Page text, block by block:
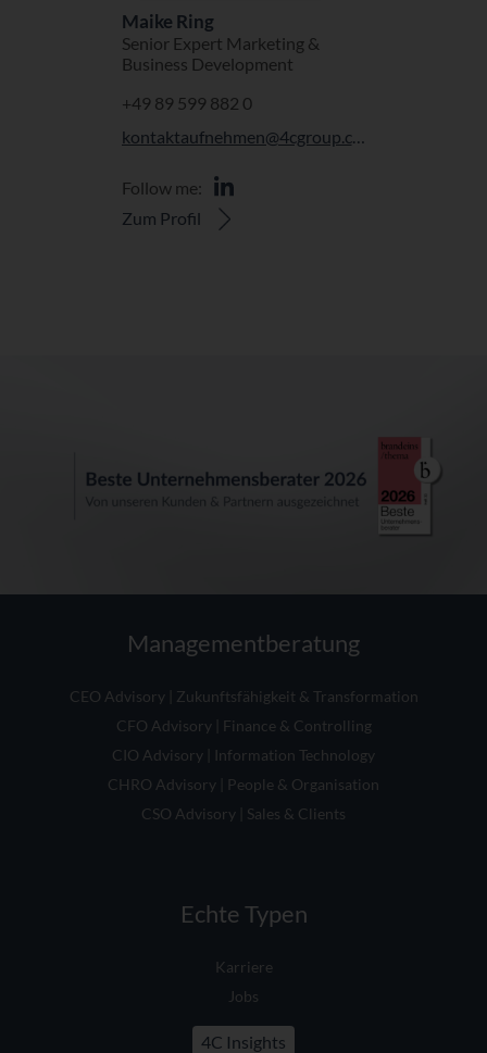
Maike Ring
Senior Expert Marketing &
Business Development
+49 89 599 882 0
Follow me:
Zum Profil
Managementberatung
CEO Advisory | Zukunftsfähigkeit & Transformation
CFO Advisory | Finance & Controlling
CIO Advisory | Information Technology
CHRO Advisory | People & Organisation
CSO Advisory | Sales & Clients
Echte Typen
Karriere
Jobs
4C Insights